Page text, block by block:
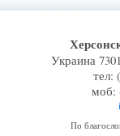
Украина
тел:
моб:
По